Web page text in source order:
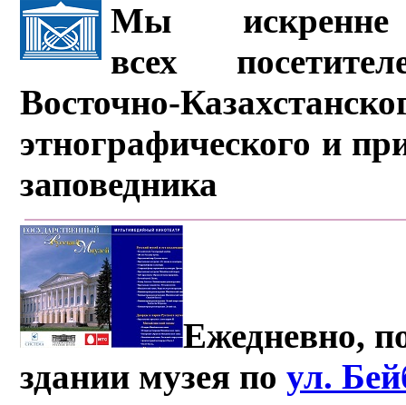
Мы искренне
всех
Восточно-
этнографического и
заповедника
Ежедневно,
здании музея поул.